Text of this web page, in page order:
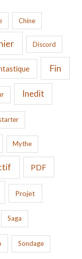
Chine
Discord
Fin
Inedit
Mythe
PDF
Projet
Saga
Sondage